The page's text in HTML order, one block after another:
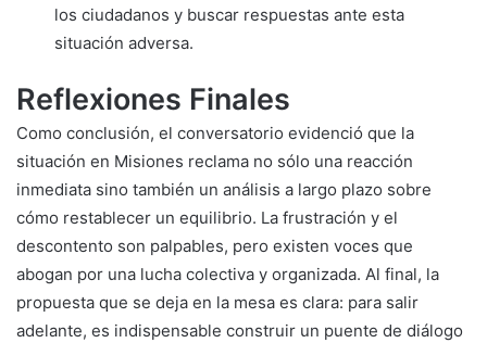
los ciudadanos y buscar respuestas ante esta
situación adversa.
Reflexiones Finales
Como conclusión, el conversatorio evidenció que la
situación en Misiones reclama no sólo una reacción
inmediata sino también un análisis a largo plazo sobre
cómo restablecer un equilibrio. La frustración y el
descontento son palpables, pero existen voces que
abogan por una lucha colectiva y organizada. Al final, la
propuesta que se deja en la mesa es clara: para salir
adelante, es indispensable construir un puente de diálogo